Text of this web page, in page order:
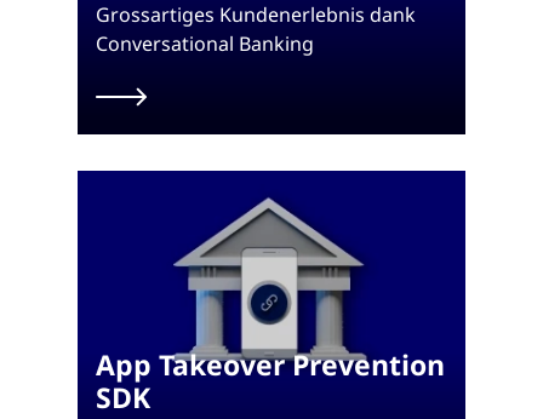
Grossartiges Kundenerlebnis dank
Conversational Banking
App Takeover Prevention
SDK